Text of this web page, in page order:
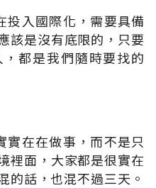
投入國際化，需要具備
該是沒有底限的，只要
都是我們隨時要找的
實在在做事，而不是只
裡面，大家都是很實在
的話，也混不過三天。